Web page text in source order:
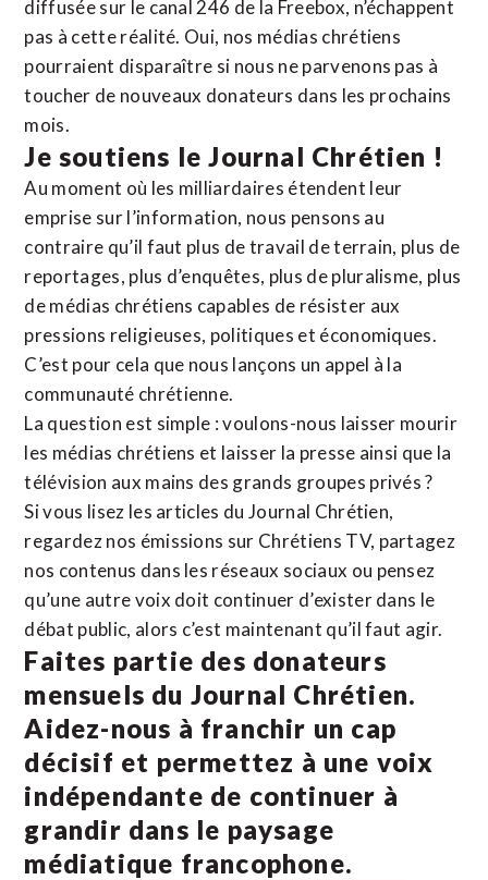
diffusée sur le canal 246 de la Freebox, n’échappent
pas à cette réalité. Oui, nos médias chrétiens
pourraient disparaître si nous ne parvenons pas à
toucher de nouveaux donateurs dans les prochains
mois.
Je soutiens le Journal Chrétien !
Au moment où les milliardaires étendent leur
emprise sur l’information, nous pensons au
contraire qu’il faut plus de travail de terrain, plus de
reportages, plus d’enquêtes, plus de pluralisme, plus
de médias chrétiens capables de résister aux
pressions religieuses, politiques et économiques.
C’est pour cela que nous lançons un appel à la
communauté chrétienne.
La question est simple : voulons-nous laisser mourir
les médias chrétiens et laisser la presse ainsi que la
télévision aux mains des grands groupes privés ?
Si vous lisez les articles du Journal Chrétien,
regardez nos émissions sur Chrétiens TV, partagez
nos contenus dans les réseaux sociaux ou pensez
qu’une autre voix doit continuer d’exister dans le
débat public, alors c’est maintenant qu’il faut agir.
Faites partie des donateurs
mensuels du Journal Chrétien.
Aidez-nous à franchir un cap
décisif et permettez à une voix
indépendante de continuer à
grandir dans le paysage
médiatique francophone.